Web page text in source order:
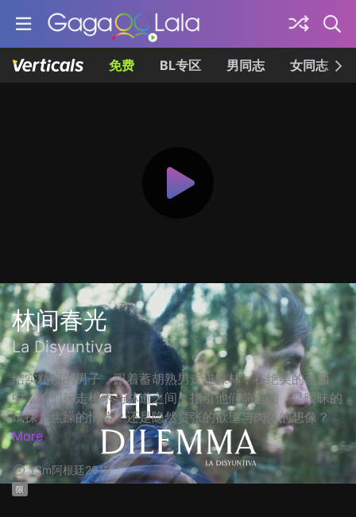
免费 BL专区 男同志 女同志
林间春光
La Disyuntiva
结实精瘦的男子，跟着蓄胡熟男走进森林，在绝美的画面
中，他们行走树木与林道之间，指引他们前进的，是暧昧的
试探？焦躁的情绪？还是隐然贲张的欲望与肉体的想像？
More
13m阿根廷2018
限